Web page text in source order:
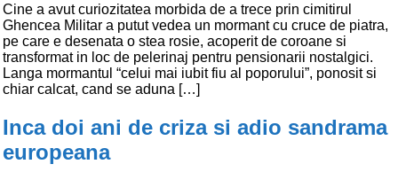
Cine a avut curiozitatea morbida de a trece prin cimitirul
Ghencea Militar a putut vedea un mormant cu cruce de piatra,
pe care e desenata o stea rosie, acoperit de coroane si
transformat in loc de pelerinaj pentru pensionarii nostalgici.
Langa mormantul “celui mai iubit fiu al poporului”, ponosit si
chiar calcat, cand se aduna […]
Inca doi ani de criza si adio sandrama
europeana